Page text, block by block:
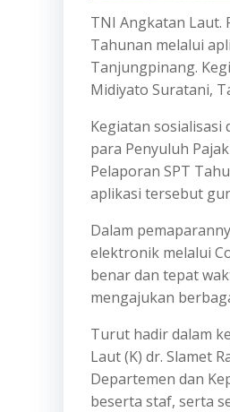
TNI Angkatan Laut.
Tahunan melalui
Tanjungpinang.
Midiyato Suratani,
Kegiatan sosialisasi
para Penyuluh
Pelaporan SPT
aplikasi tersebut
Dalam
elektronik melalui
benar dan tepat
mengajukan
Turut hadir dalam
Laut (K) dr. Slamet
Departemen dan
beserta staf, serta